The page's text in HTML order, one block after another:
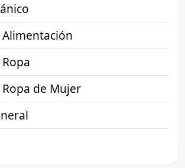
de Mujer